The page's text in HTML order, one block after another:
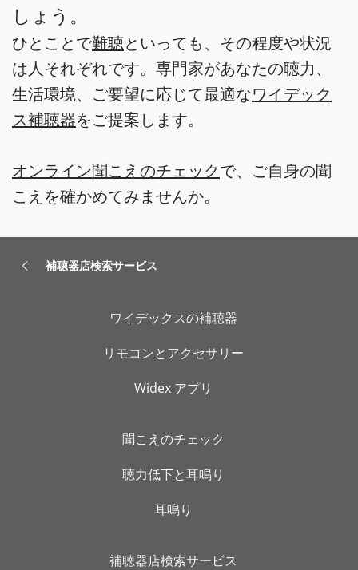
しょう。
ひとことで難聴といっても、その程度や状況
は人それぞれです。専門家があなたの聴力、
生活環境、ご要望に応じて最適なワイデック
ス補聴器をご提案します。
オンライン聞こえのチェックで、ご自身の聞
こえを確かめてみませんか。
補聴器店検索サービス
ワイデックスの補聴器
リモコンとアクセサリー
Widex アプリ
聞こえのチェック
聴力低下と耳鳴り
耳鳴り
補聴器店検索サービス